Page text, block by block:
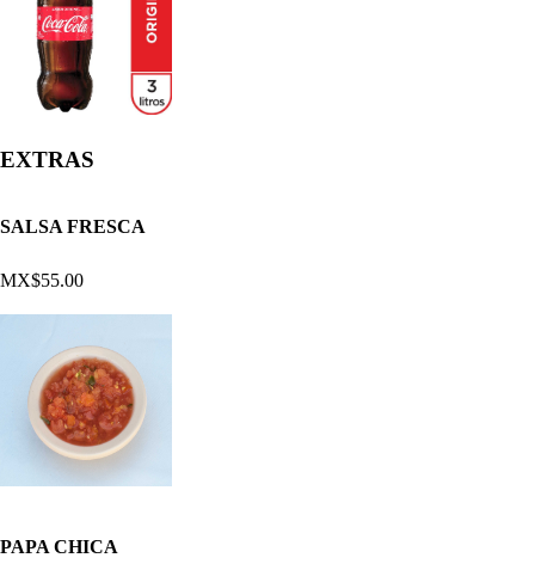
EXTRAS
SALSA FRESCA
MX$55.00
PAPA CHICA